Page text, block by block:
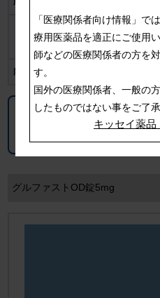
くすりのしおり
新医薬品の「使用上の注意」の解説
安全性情報提供シス
KISSEI Safety LINK
「医療関係者向け情報」で
療用医薬品を適正にご使用
師などの医療関係者の方を
す。
国外の医療関係者、一般の
したものではない事をご了
キッセイ薬品